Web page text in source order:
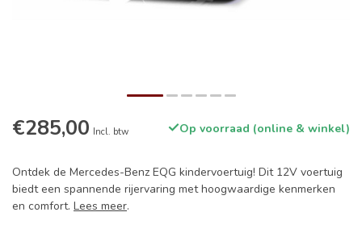
€285,00 Incl. btw Op voorraad (online & winkel)
Ontdek de Mercedes-Benz EQG kindervoertuig! Dit 12V voertuig
biedt een spannende rijervaring met hoogwaardige kenmerken
en comfort. Lees meer.